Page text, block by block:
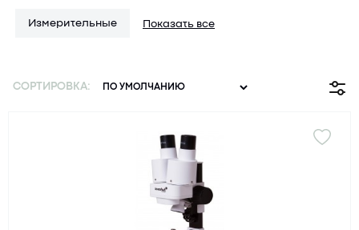
Измерительные Показать все
СОРТИРОВКА: